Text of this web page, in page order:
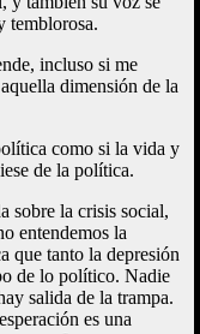
temblorosa.
incluso si me
dimensión de la
como si la vida y
de la política.
sobre la crisis social,
entendemos la
que tanto la depresión
de lo político. Nadie
salida de la trampa.
es una